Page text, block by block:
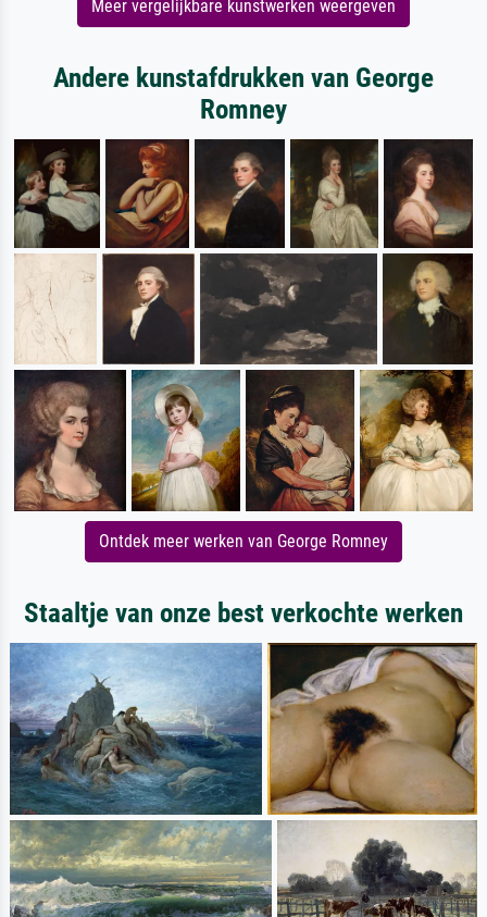
Meer vergelijkbare kunstwerken weergeven
Andere kunstafdrukken van George
Romney
Ontdek meer werken van George Romney
Staaltje van onze best verkochte werken